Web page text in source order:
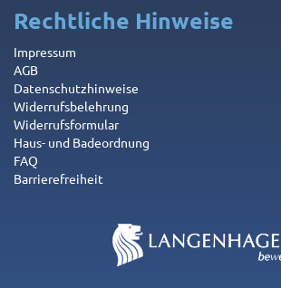
Rechtliche Hinweise
Impressum
AGB
Datenschutzhinweise
Widerrufsbelehrung
Widerrufsformular
Haus- und Badeordnung
FAQ
Barrierefreiheit